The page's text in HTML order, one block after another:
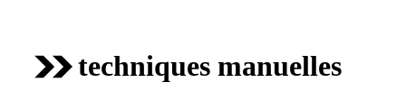
techniques manuelles